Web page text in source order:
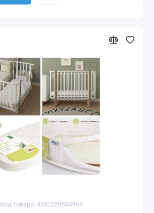
Код товара: 4650259584965